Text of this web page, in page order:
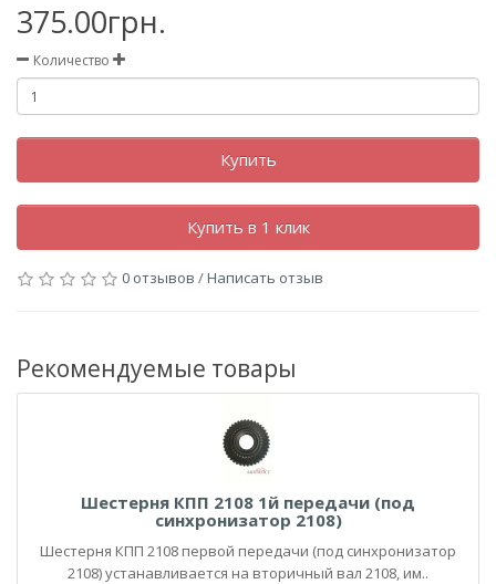
375.00грн.
Количество
Купить
Купить в 1 клик
0 отзывов /Написать отзыв
Рекомендуемые товары
Шестерня КПП 2108 1й передачи (под
синхронизатор 2108)
Шестерня КПП 2108 первой передачи (под синхронизатор
2108) устанавливается на вторичный вал 2108, им..